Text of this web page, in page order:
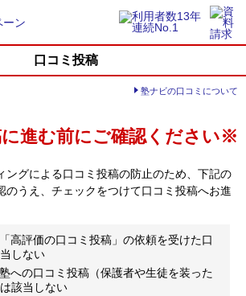
口コミ投稿
塾ナビの口コミについて
進む前にご確認ください※
ングによる口コミ投稿の防止のため、下記の
のうえ、チェックをつけて口コミ投稿へお進
高評価の口コミ投稿」の依頼を受けた口
しない
への口コミ投稿（保護者や生徒を装った
該当しない